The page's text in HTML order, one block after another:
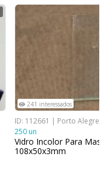
241 interessados
ID: 112661 | Porto Alegre -
250 un
Vidro Incolor Para
108x50x3mm